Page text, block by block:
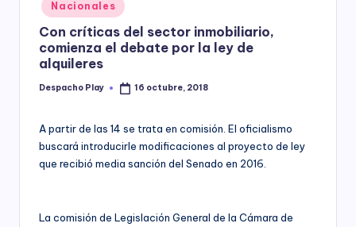
y
in
Nacionales
Con críticas del sector inmobiliario,
comienza el debate por la ley de
alquileres
Posted
Despacho Play 16 octubre, 2018
A partir de las 14 se trata en comisión. El oficialismo
buscará introducirle modificaciones al proyecto de ley
que recibió media sanción del Senado en 2016.
La comisión de Legislación General de la Cámara de